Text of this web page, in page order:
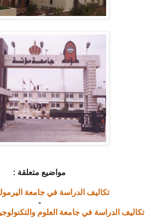
مواضيع متعلقة :
تكاليف الدراسة في جامعة
-